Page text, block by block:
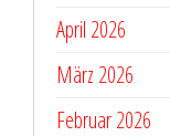
April 2026
März 2026
Februar 2026